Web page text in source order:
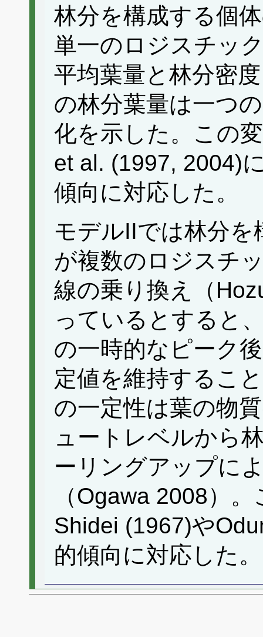
林分を構成する個
単一のロジスチッ
平均葉量と林分密
の林分葉量は一つ
化を示した。この
et al. (1997, 2004)
傾向に対応した。
モデルIIでは林分を
が複数のロジスチ
線の乗り換え（
っているとすると
の一時的なピーク
定値を維持するこ
の一定性は葉の物
ュートレベルから
ーリングアップに
（Ogawa 2008）
Shidei (1967)や
的傾向に対応した。